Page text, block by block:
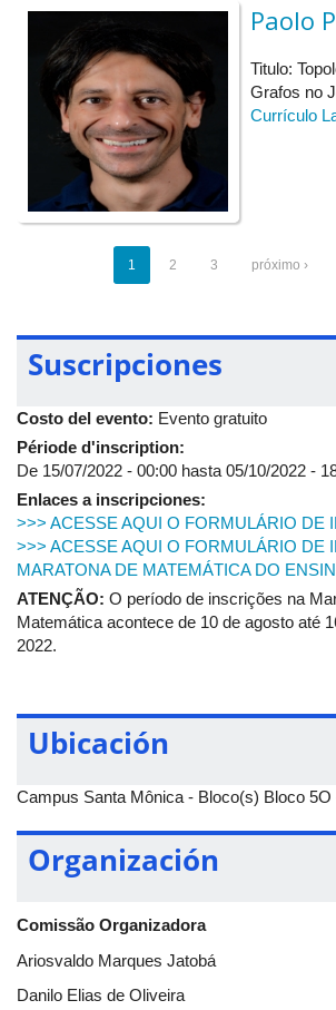
Observação: Todas as palestras do evento
no auditório 5O-E do campus Santa Mônica
Federal de Uberlândia.
Paolo
Titulo:
Grafos no
Currículo
1 2 3 próximo ›
Suscripciones
Costo del evento: Evento gratuito
Période d'inscription:
De 15/07/2022 - 00:00 hasta 05/10/2022 -
Enlaces a inscripciones:
>>> ACESSE AQUI O FORMULÁRIO DE
>>> ACESSE AQUI O FORMULÁRIO DE
MARATONA DE MATEMÁTICA DO
ATENÇÃO: O período de inscrições na
Matemática acontece de 10 de agosto até
2022.
Ubicación
Campus Santa Mônica - Bloco(s) Bloco 5O
Organización
Comissão Organizadora
Ariosvaldo Marques Jatobá
Danilo Elias de Oliveira